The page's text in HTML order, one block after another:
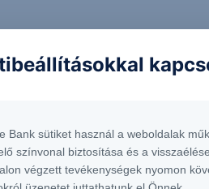
konfiguráció, amelynek
mellett. A
jelen helyzetben a
Bank sütiket használ a weboldalak
színvonal biztosítása és a
végzett tevékenységek nyomon